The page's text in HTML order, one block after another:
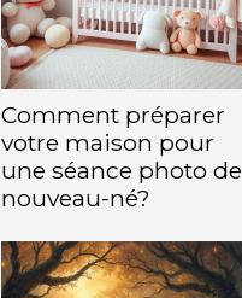
Comment préparer
votre maison pour
une séance photo de
nouveau-né?